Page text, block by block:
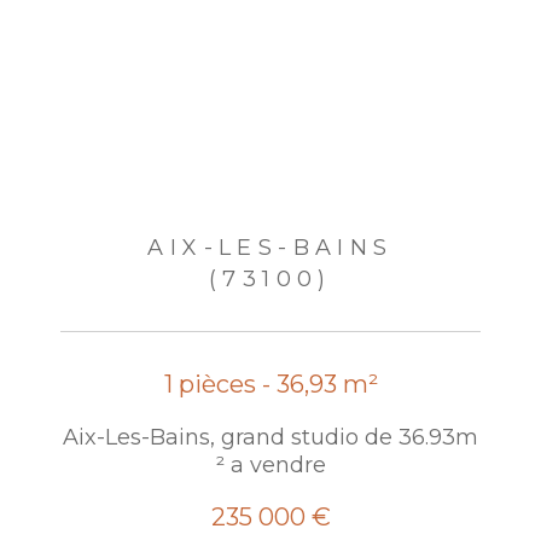
AIX-LES-BAINS
(73100)
1 pièces - 36,93 m²
Aix-Les-Bains, grand studio de 36.93m
² a vendre
235 000 €